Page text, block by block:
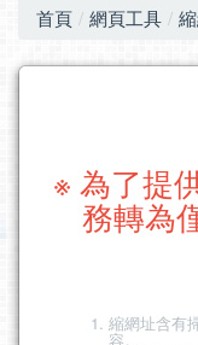
首頁 網頁工具
※ 為了提
務轉為
縮網址含有
容。